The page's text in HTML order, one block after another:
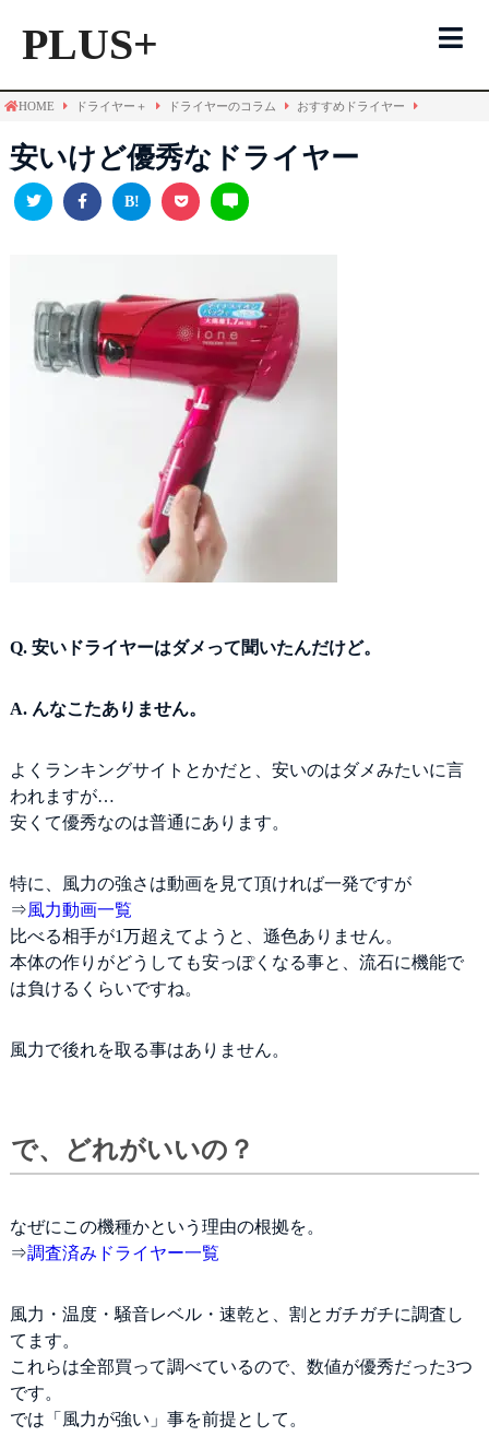
PLUS+
ドライヤーTOP
風力で選ぶ
おすすめ機種
よくある間違い
HOME ドライヤー＋ ドライヤーのコラム おすすめドライヤー
安いけど優秀なドライヤー
Q. 安いドライヤーはダメって聞いたんだけど。
A. んなこたありません。
よくランキングサイトとかだと、安いのはダメみたいに言
われますが…
安くて優秀なのは普通にあります。
特に、風力の強さは動画を見て頂ければ一発ですが
⇒風力動画一覧
比べる相手が1万超えてようと、遜色ありません。
本体の作りがどうしても安っぽくなる事と、流石に機能で
は負けるくらいですね。
風力で後れを取る事はありません。
で、どれがいいの？
なぜにこの機種かという理由の根拠を。
⇒調査済みドライヤー一覧
風力・温度・騒音レベル・速乾と、割とガチガチに調査し
てます。
これらは全部買って調べているので、数値が優秀だった3つ
です。
では「風力が強い」事を前提として。